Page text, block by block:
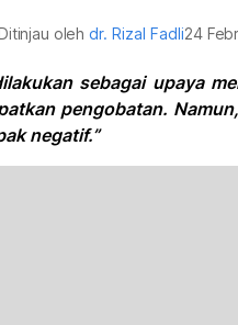
olehdr. Rizal Fadli24
sebagai upaya
pengobatan.
negatif.”